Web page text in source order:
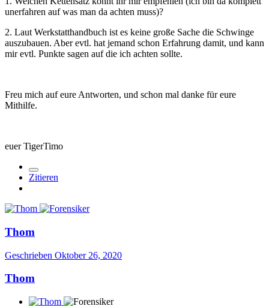
unerfahren auf was man da achten muss)?
2. Laut Werkstatthandbuch ist es keine große Sache die Schwinge
auszubauen. Aber evtl. hat jemand schon Erfahrung damit, und kann
mir evtl. Punkte sagen auf die ich achten sollte.
Freu mich auf eure Antworten, und schon mal danke für eure
Mithilfe.
euer TigerTimo
Zitieren
Thom
Geschrieben Oktober 26, 2020
Thom